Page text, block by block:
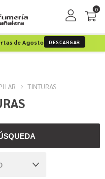
0
de Agosto DESCARGAR
TINTURAS